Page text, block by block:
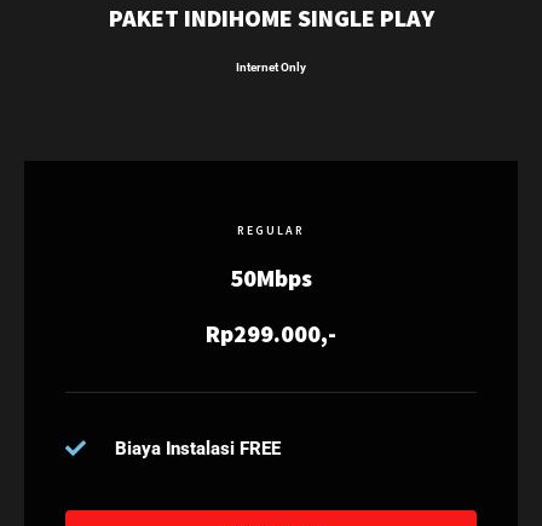
PAKET INDIHOME SINGLE PLAY
Internet Only
REGULAR
50Mbps
Rp299.000,-
Biaya Instalasi FREE